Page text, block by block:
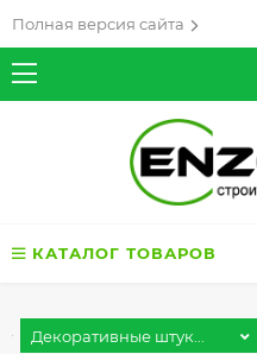
Полная версия сайта
КАТАЛОГ ТОВАРОВ
Декоративные штук...